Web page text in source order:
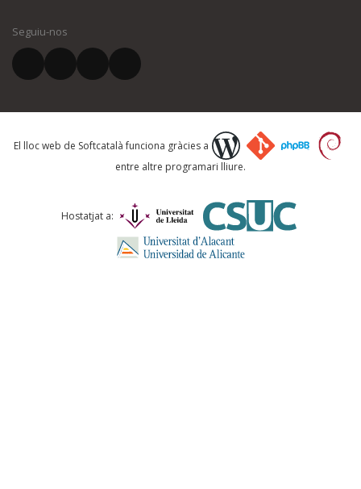
El vostre correu electrònic *
Què proposeu?
Comentari *
Seguiu-nos
El lloc web de Softcatalà funciona gràcies a
entre altre programari lliure.
Hostatjat a: